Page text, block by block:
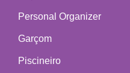
Personal Organizer
Garçom
Piscineiro